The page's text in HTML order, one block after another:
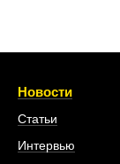
Новости
Статьи
Интервью